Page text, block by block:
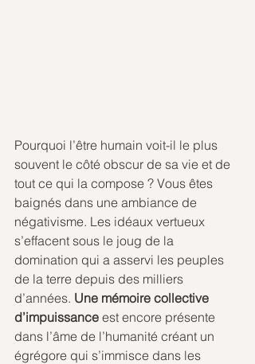
Pourquoi l’être humain voit-il le plus
souvent le côté obscur de sa vie et de
tout ce qui la compose ? Vous êtes
baignés dans une ambiance de
négativisme. Les idéaux vertueux
s’effacent sous le joug de la
domination qui a asservi les peuples
de la terre depuis des milliers
d’années. Une mémoire collective
d’impuissance est encore présente
dans l’âme de l’humanité créant un
égrégore qui s’immisce dans les